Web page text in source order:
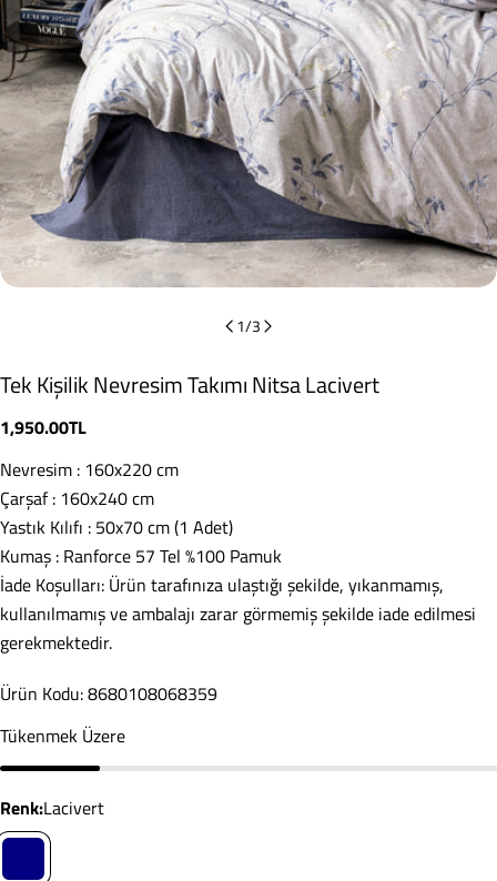
1/3
Tek Kişilik Nevresim Takımı Nitsa Lacivert
Normal
1,950.00TL
Nevresim : 160x220 cm
Çarşaf : 160x240 cm
Yastık Kılıfı : 50x70 cm (1 Adet)
Kumaş : Ranforce 57 Tel %100 Pamuk
İade Koşulları: Ürün tarafınıza ulaştığı şekilde, yıkanmamış,
kullanılmamış ve ambalajı zarar görmemiş şekilde iade edilmesi
gerekmektedir.
Ürün Kodu: 8680108068359
Tükenmek Üzere
renk:Lacivert
Paylaş
Soru Sor
Adınız
E-
posta
adresiniz
Telefonunuz
Mesajın